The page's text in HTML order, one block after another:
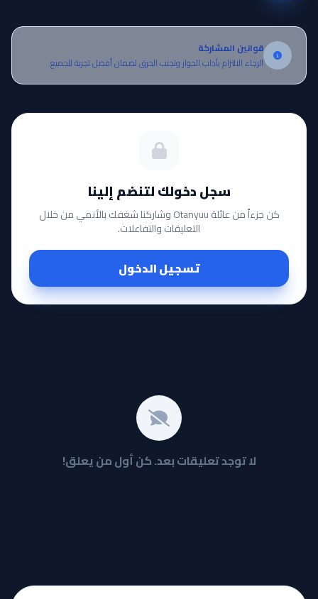
قوانين المشاركة
الرجاء الالتزام بآداب الحوار وتجنب الحرق لضمان أفضل تجربة للجميع.
سجل دخولك لتنضم إلينا
كن جزءاً من عائلة Otanyuu وشاركنا شغفك بالأنمي من خلال
التعليقات والتفاعلات.
تسجيل الدخول
لا توجد تعليقات بعد. كن أول من يعلق!